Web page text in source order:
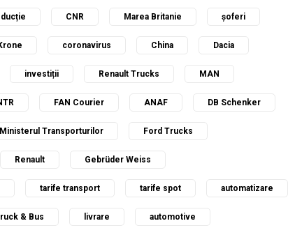
CNR Marea Britanie șoferi
coronavirus China Dacia
investiții Renault Trucks MAN
FAN Courier ANAF DB Schenker
Ministerul Transporturilor Ford Trucks
Renault Gebrüder Weiss
tarife transport tarife spot automatizare
& Bus livrare automotive